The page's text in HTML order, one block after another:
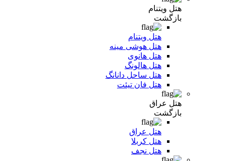
هتل ویتنام
بازگشت
هتل ویتنام
هتل هوشی مینه
هتل هانوی
هتل هالونگ
هتل ساحل دانانگ
هتل فان تیئت
هتل عراق
بازگشت
هتل عراق
هتل کربلا
هتل نجف